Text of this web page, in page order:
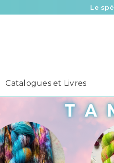
Le
Des
Le
Catalogues et Livres